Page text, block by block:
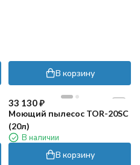
В корзину
33 130₽
Моющий пылесос TOR-20SC
(20л)
В наличии
В корзину